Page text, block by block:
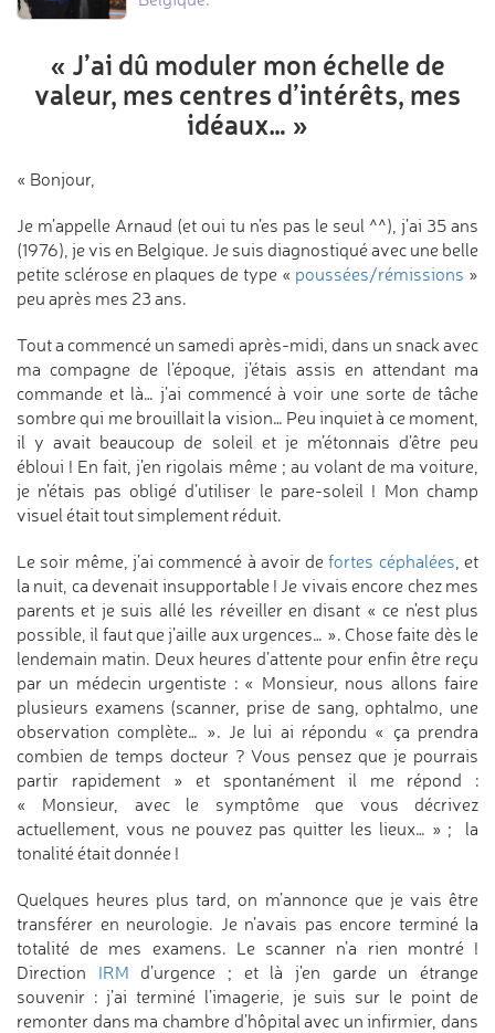
« J’ai dû moduler mon échelle de
valeur, mes centres d’intérêts, mes
idéaux… »
« Bonjour,
Je m’appelle Arnaud (et oui tu n’es pas le seul ^^), j’ai 35 ans
(1976), je vis en Belgique. Je suis diagnostiqué avec une belle
petite sclérose en plaques de type « poussées/rémissions »
peu après mes 23 ans.
Tout a commencé un samedi après-midi, dans un snack avec
ma compagne de l’époque, j’étais assis en attendant ma
commande et là… j’ai commencé à voir une sorte de tâche
sombre qui me brouillait la vision… Peu inquiet à ce moment,
il y avait beaucoup de soleil et je m’étonnais d’être peu
ébloui ! En fait, j’en rigolais même ; au volant de ma voiture,
je n’étais pas obligé d’utiliser le pare-soleil ! Mon champ
visuel était tout simplement réduit.
Le soir même, j’ai commencé à avoir defortes céphalées, et
la nuit, ca devenait insupportable ! Je vivais encore chez mes
parents et je suis allé les réveiller en disant « ce n’est plus
possible, il faut que j’aille aux urgences… ». Chose faite dès le
lendemain matin. Deux heures d’attente pour enfin être reçu
par un médecin urgentiste : « Monsieur, nous allons faire
plusieurs examens (scanner, prise de sang, ophtalmo, une
observation complète… ». Je lui ai répondu « ça prendra
combien de temps docteur ? Vous pensez que je pourrais
partir rapidement » et spontanément il me répond :
« Monsieur, avec le symptôme que vous décrivez
actuellement, vous ne pouvez pas quitter les lieux… » ; la
tonalité était donnée !
Quelques heures plus tard, on m’annonce que je vais être
transférer en neurologie. Je n’avais pas encore terminé la
totalité de mes examens. Le scanner n’a rien montré !
Direction IRM d’urgence ; et là j’en garde un étrange
souvenir : j’ai terminé l’imagerie, je suis sur le point de
remonter dans ma chambre d’hôpital avec un infirmier, dans